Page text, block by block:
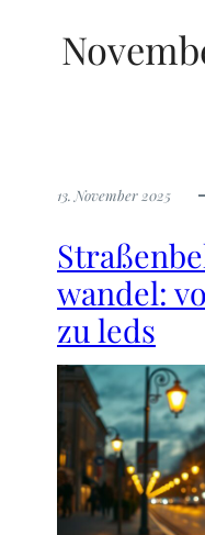
13. November 2025
wandel:
zu leds